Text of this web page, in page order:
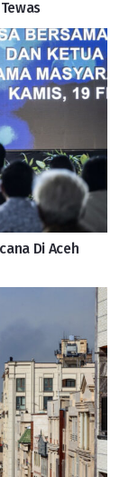
Di Aceh